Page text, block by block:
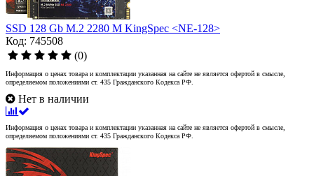
SSD 128 Gb M.2 2280 M KingSpec <NE-128>
Код: 745508
(0)
Информация о ценах товара и комплектации указанная на сайте не является офертой в смысле,
определяемом положениями ст. 435 Гражданского Кодекса РФ.
Нет в наличии
Информация о ценах товара и комплектации указанная на сайте не является офертой в смысле,
определяемом положениями ст. 435 Гражданского Кодекса РФ.